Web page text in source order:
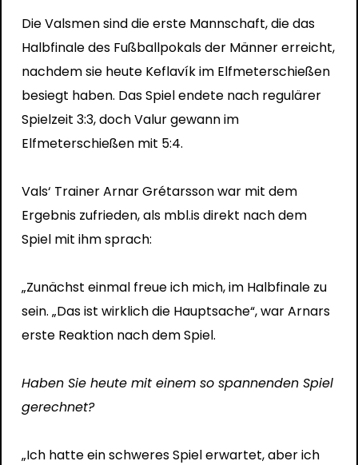
Die Valsmen sind die erste Mannschaft, die das
Halbfinale des Fußballpokals der Männer erreicht,
nachdem sie heute Keflavík im Elfmeterschießen
besiegt haben. Das Spiel endete nach regulärer
Spielzeit 3:3, doch Valur gewann im
Elfmeterschießen mit 5:4.
Vals‘ Trainer Arnar Grétarsson war mit dem
Ergebnis zufrieden, als mbl.is direkt nach dem
Spiel mit ihm sprach:
„Zunächst einmal freue ich mich, im Halbfinale zu
sein. „Das ist wirklich die Hauptsache“, war Arnars
erste Reaktion nach dem Spiel.
Haben Sie heute mit einem so spannenden Spiel
gerechnet?
„Ich hatte ein schweres Spiel erwartet, aber ich